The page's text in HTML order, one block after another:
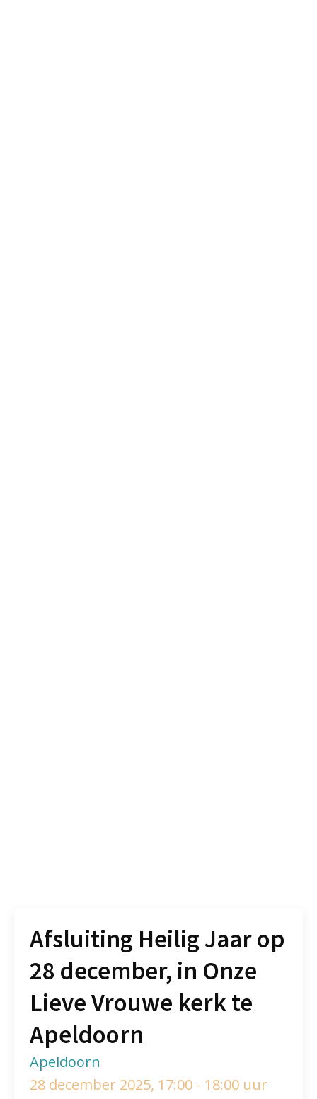
Afsluiting Heilig Jaar op
28 december, in Onze
Lieve Vrouwe kerk te
Apeldoorn
Apeldoorn
28 december 2025, 17:00 - 18:00 uur